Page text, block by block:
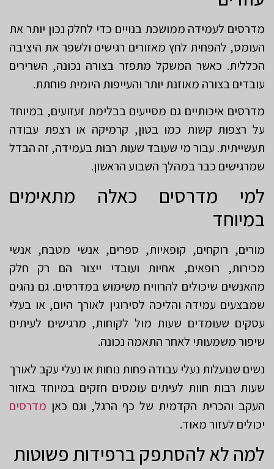
מדרסים לעמידה ממושכת בנויים כדי לחלק נכון יותר את
העומס, להפחית לחץ מאזורים רגישים ולשפר את היציבה
הכללית. כאשר המשקל מתפזר בצורה נכונה, השרירים
עובדים בצורה מאוזנת יותר והעייפות היומית פוחתת.
מדרסים איכותיים גם מסייעים בבלימת זעזועים, במיוחד
על רצפות קשות כמו בטון, קרמיקה או רצפת עבודה
תעשייתית. עבור מי שעובד שעות רבות בעמידה, זה הבדל
שמרגישים כבר במהלך השבוע הראשון.
למי מדרסים כאלה מתאימים
במיוחד
מורים, רוקחים, קופאיות, ספרים, אנשי מטבח, אנשי
מכירות, רופאים, אחיות ועובדי ייצור הם רק חלק
מהאנשים שיכולים להרוויח משימוש במדרסים. גם נהגים
שמבצעים עמידה והליכה לסירוגין לאורך היום, או בעלי
עסקים שעומדים שעות מול לקוחות, מרגישים לעיתים
שיפור משמעותי לאחר התאמה נכונה.
נשים שנועלות נעלי עבודה פחות נוחות או נעלי עקב לאורך
שעות רבות חוות לעיתים עומסים חזקים במיוחד באזור
העקב והכרית הקדמית של כף הרגל, וגם כאן מדרסים
יכולים לעזור מאוד.
למה לא להסתפק ברפידות פשוטות